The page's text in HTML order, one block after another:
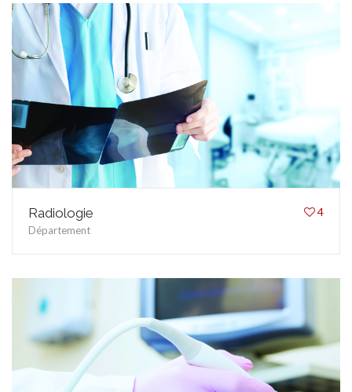
4
Radiologie
Département